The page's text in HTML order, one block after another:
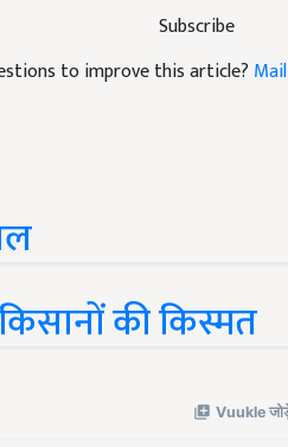
Subscribe
to improve this article? Mail
की किस्मत